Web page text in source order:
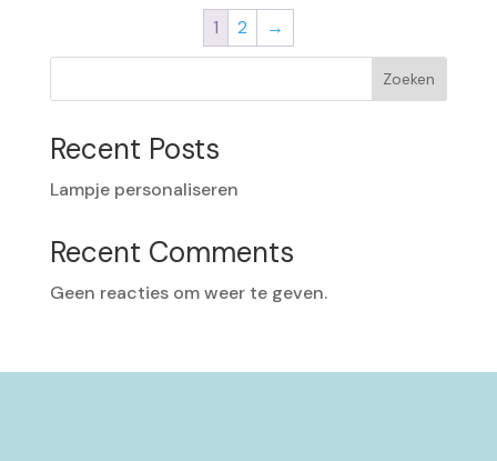
€ 116,00
1 2 →
Zoeken
Recent Posts
Lampje personaliseren
Recent Comments
Geen reacties om weer te geven.